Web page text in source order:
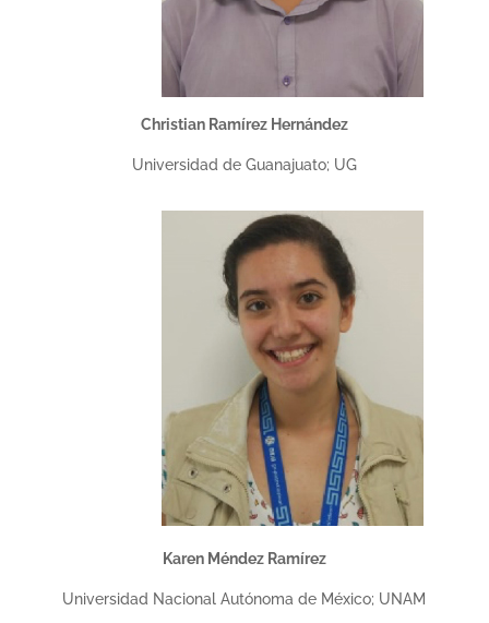
Christian Ramírez Hernández
Universidad de Guanajuato; UG
Karen Méndez Ramírez
Universidad Nacional Autónoma de México; UNAM